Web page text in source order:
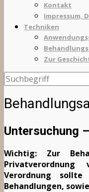
Kontakt
Impressum,
Techniken
Zur
Untersuchung
Wichtig: Zur
Verordnung
Behandlungen,